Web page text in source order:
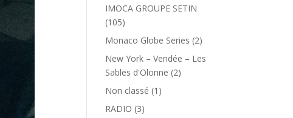
IMOCA GROUPE SETIN
(105)
Monaco Globe Series (2)
New York – Vendée – Les
Sables d'Olonne (2)
Non classé (1)
RADIO (3)